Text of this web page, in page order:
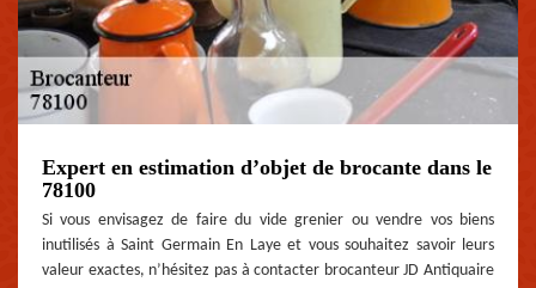
Expert en estimation d’objet de brocante dans le
78100
Si vous envisagez de faire du vide grenier ou vendre vos biens
inutilisés à Saint Germain En Laye et vous souhaitez savoir leurs
valeur exactes, n’hésitez pas à contacter brocanteur JD Antiquaire